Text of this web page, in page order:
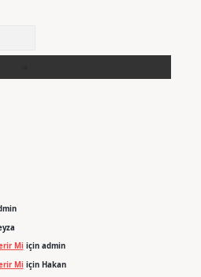
Miiçin admin
Miiçin Hakan